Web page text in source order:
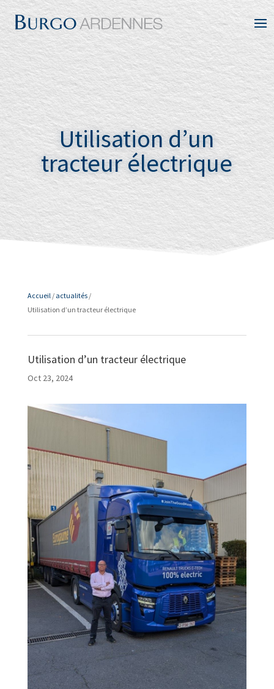
Utilisation d’un
tracteur électrique
Accueil/ actualités/
Utilisation d’un tracteur électrique
Utilisation d’un tracteur électrique
Oct 23, 2024